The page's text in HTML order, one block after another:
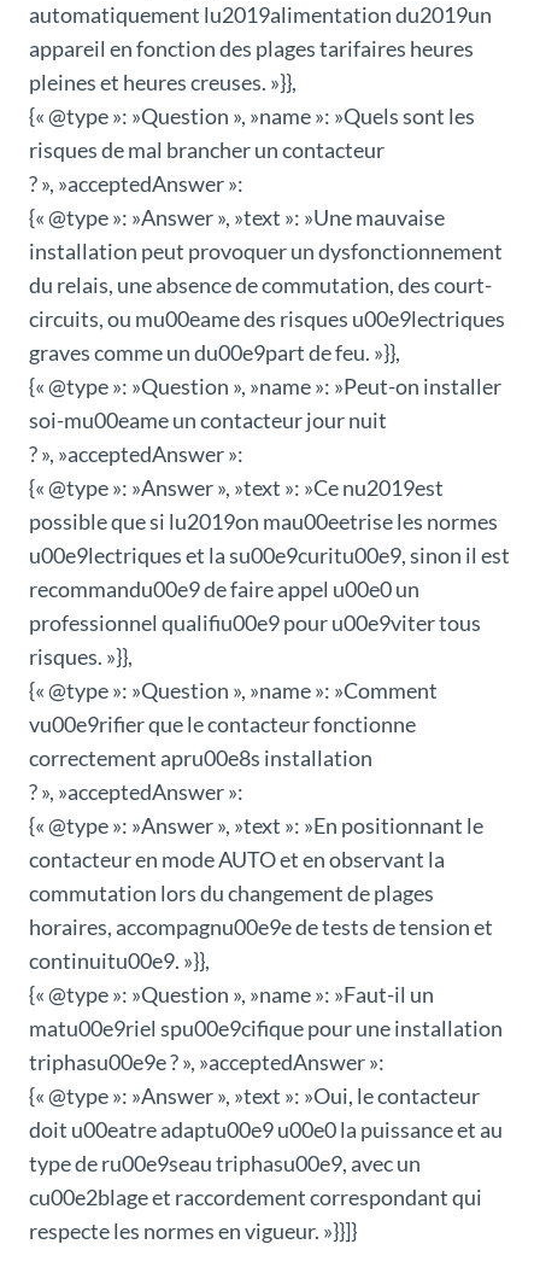
automatiquement lu2019alimentation du2019un
appareil en fonction des plages tarifaires heures
pleines et heures creuses. »}},
{« @type »: »Question », »name »: »Quels sont les
risques de mal brancher un contacteur
? », »acceptedAnswer »:
{« @type »: »Answer », »text »: »Une mauvaise
installation peut provoquer un dysfonctionnement
du relais, une absence de commutation, des court-
circuits, ou mu00eame des risques u00e9lectriques
graves comme un du00e9part de feu. »}},
{« @type »: »Question », »name »: »Peut-on installer
soi-mu00eame un contacteur jour nuit
? », »acceptedAnswer »:
{« @type »: »Answer », »text »: »Ce nu2019est
possible que si lu2019on mau00eetrise les normes
u00e9lectriques et la su00e9curitu00e9, sinon il est
recommandu00e9 de faire appel u00e0 un
professionnel qualifiu00e9 pour u00e9viter tous
risques. »}},
{« @type »: »Question », »name »: »Comment
vu00e9rifier que le contacteur fonctionne
correctement apru00e8s installation
? », »acceptedAnswer »:
{« @type »: »Answer », »text »: »En positionnant le
contacteur en mode AUTO et en observant la
commutation lors du changement de plages
horaires, accompagnu00e9e de tests de tension et
continuitu00e9. »}},
{« @type »: »Question », »name »: »Faut-il un
matu00e9riel spu00e9cifique pour une installation
triphasu00e9e ? », »acceptedAnswer »:
{« @type »: »Answer », »text »: »Oui, le contacteur
doit u00eatre adaptu00e9 u00e0 la puissance et au
type de ru00e9seau triphasu00e9, avec un
cu00e2blage et raccordement correspondant qui
respecte les normes en vigueur. »}}]}